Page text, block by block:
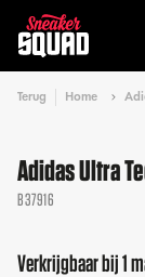
Terug Home
Adidas Ultra
B37916
Verkrijgbaar bij 1